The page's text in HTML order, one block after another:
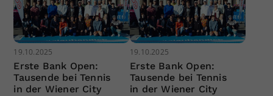
19.10.2025
Erste Bank Open:
Tausende bei Tennis
in der Wiener City
19.10.2025
Erste Bank Open:
Tausende bei Tennis
in der Wiener City